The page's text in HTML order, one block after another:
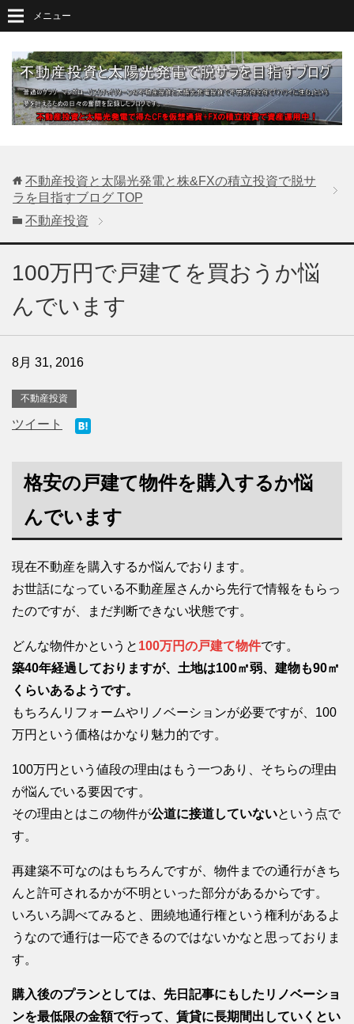
メニュー
不動産投資と太陽光発電と株&FXの積立投資で脱サ
ラを目指すブログ TOP
不動産投資
100万円で戸建てを買おうか悩
んでいます
8月 31, 2016
不動産投資
ツイート
格安の戸建て物件を購入するか悩
んでいます
現在不動産を購入するか悩んでおります。
お世話になっている不動産屋さんから先行で情報をもらっ
たのですが、まだ判断できない状態です。
どんな物件かというと 100万円の戸建て物件です。
築40年経過しておりますが、土地は100㎡弱、建物も90㎡
くらいあるようです。
もちろんリフォームやリノベーションが必要ですが、100
万円という価格はかなり魅力的です。
100万円という値段の理由はもう一つあり、そちらの理由
が悩んでいる要因です。
その理由とはこの物件が公道に接道していないという点で
す。
再建築不可なのはもちろんですが、物件までの通行がきち
んと許可されるかが不明といった部分があるからです。
いろいろ調べてみると、囲繞地通行権という権利があるよ
うなので通行は一応できるのではないかなと思っておりま
す。
購入後のプランとしては、先日記事にもしたリノベーショ
ンを最低限の金額で行って、賃貸に長期間出していくとい